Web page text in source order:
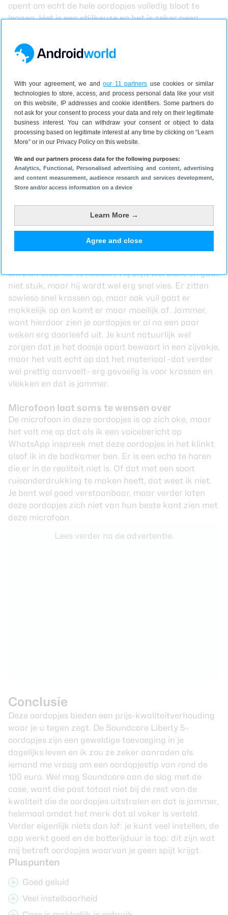
With your agreement, we andour 11 partners use cookies or similar
technologies to store, access, and process personal data like your visit
on this website, IP addresses and cookie identifiers. Some partners do
not ask for your consent to process your data and rely on their legitimate
business interest. You can withdraw your consent or object to data
processing based on legitimate interest at any time by clicking on “Learn
More” or in our Privacy Policy on this website.
We and our partners process data for the following purposes:
Analytics, Functional, Personalised advertising and content, advertising
and content measurement, audience research and services development,
Store and/or access information on a device
Learn More →
Agree and close
opent om echt de hele oordopjes volledig bloot te
leggen. Het is een stijlkeuze en het is zeker geen
slechter van kwaliteit uitzien dan ze zijn.
Lees verder na de advertentie.
Case snel vies
Er is nog een factor die daarbij zeker niet helpt. De
case is gemaakt van een soort cremekleurig plastic
om zich staande te houden. Hij blijft wel dicht en gaat
niet stuk, maar hij wordt wel erg snel vies. Er zitten
sowieso snel krassen op, maar ook vuil gaat er
makkelijk op en komt er maar moeilijk af. Jammer,
want hierdoor zien je oordopjes er al na een paar
weken erg doorleefd uit. Je kunt natuurlijk wel
zorgen dat je het doosje apart bewaart in een zijvakje,
maar het valt echt op dat het materiaal -dat verder
wel prettig aanvoelt- erg gevoelig is voor krassen en
vlekken en dat is jammer.
Microfoon laat soms te wensen over
De microfoon in deze oordopjes is op zich oke, maar
het valt me op dat als ik een voicebericht op
WhatsApp inspreek met deze oordopjes in het klinkt
alsof ik in de badkamer ben. Er is een echo te horen
die er in de realiteit niet is. Of dat met een soort
ruisonderdrukking te maken heeft, dat weet ik niet.
Je bent wel goed verstaanbaar, maar verder laten
deze oordopjes zich niet van hun beste kant zien met
deze microfoon.
Lees verder na de advertentie.
Conclusie
Deze oordopjes bieden een prijs-kwaliteitverhouding
waar je u tegen zegt. De Soundcore Liberty 5-
oordopjes zijn een geweldige toevoeging in je
dagelijks leven en ik zou ze zeker aanraden als
iemand me vraag om een oordopjestip van rond de
100 euro. Wel mag Soundcore aan de slag met de
case, want die past totaal niet bij de rest van de
kwaliteit die de oordopjes uitstralen en dat is jammer,
helemaal omdat het merk dat al vaker is verteld.
Verder eigenlijk niets dan lof: je kunt veel instellen, de
app werkt goed en de batterijduur is top: dit zijn wat
mij betreft oordopjes waarvan je geen spijt krijgt.
Pluspunten
Goed geluid
Veel instelbaarheid